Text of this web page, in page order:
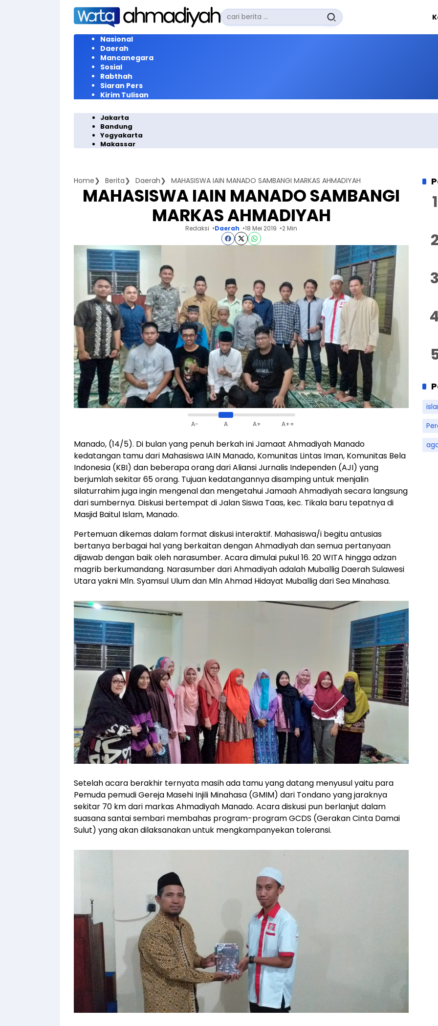
Langsung
konten
Pencarian
untuk:
Nasional
Daerah
Mancanegara
Sosial
Rabthah
Siaran Pers
Kirim Tulisan
Jakarta
Bandung
Yogyakarta
Makassar
Home Berita Daerah MAHASISWA IAIN MANADO SAMBANGI MARKAS AHMADIYAH
MAHASISWA IAIN MANADO SAMBANGI
MARKAS AHMADIYAH
Redaksi Daerah 18 Mei 2019 2 Min
A- A A+ A++
Manado, (14/5). Di bulan yang penuh berkah ini Jamaat Ahmadiyah Manado
kedatangan tamu dari Mahasiswa IAIN Manado, Komunitas Lintas Iman, Komunitas Bela
Indonesia (KBI) dan beberapa orang dari Aliansi Jurnalis Independen (AJI) yang
berjumlah sekitar 65 orang. Tujuan kedatangannya disamping untuk menjalin
silaturrahim juga ingin mengenal dan mengetahui Jamaah Ahmadiyah secara langsung
dari sumbernya. Diskusi bertempat di Jalan Siswa Taas, kec. Tikala baru tepatnya di
Masjid Baitul Islam, Manado.
Pertemuan dikemas dalam format diskusi interaktif. Mahasiswa/i begitu antusias
bertanya berbagai hal yang berkaitan dengan Ahmadiyah dan semua pertanyaan
dijawab dengan baik oleh narasumber. Acara dimulai pukul 16. 20 WITA hingga adzan
magrib berkumandang. Narasumber dari Ahmadiyah adalah Muballig Daerah Sulawesi
Utara yakni Mln. Syamsul Ulum dan Mln Ahmad Hidayat Muballig dari Sea Minahasa.
Setelah acara berakhir ternyata masih ada tamu yang datang menyusul yaitu para
Pemuda pemudi Gereja Masehi Injili Minahasa (GMIM) dari Tondano yang jaraknya
sekitar 70 km dari markas Ahmadiyah Manado. Acara diskusi pun berlanjut dalam
suasana santai sembari membahas program-program GCDS (Gerakan Cinta Damai
Sulut) yang akan dilaksanakan untuk mengkampanyekan toleransi.